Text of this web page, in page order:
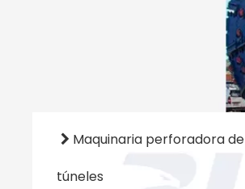
 Maquinaria perforadora de
túneles